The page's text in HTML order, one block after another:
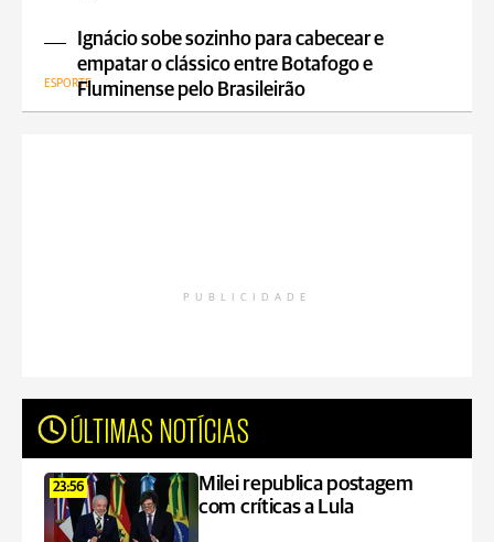
Ignácio sobe sozinho para cabecear e
empatar o clássico entre Botafogo e
Fluminense pelo Brasileirão
ESPORTE
PUBLICIDADE
ÚLTIMAS NOTÍCIAS
23:56
Milei republica postagem
com críticas a Lula